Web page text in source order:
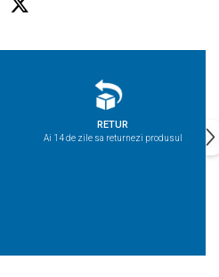
RETUR
Ai 14 de zile sa returnezi produsul